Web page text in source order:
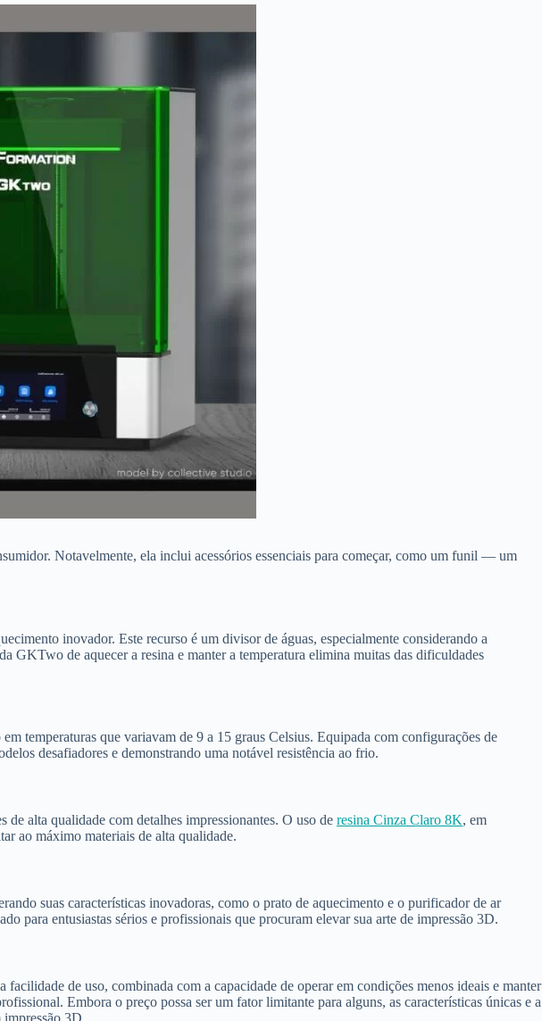
Notavelmente, ela inclui acessórios essenciais para começar, como um funil — um
inovador. Este recurso é um divisor de águas, especialmente considerando a
GKTwo de aquecer a resina e manter a temperatura elimina muitas das dificuldades
temperaturas que variavam de 9 a 15 graus Celsius. Equipada com configurações de
desafiadores e demonstrando uma notável resistência ao frio.
alta qualidade com detalhes impressionantes. O uso de resina Cinza Claro 8K, em
ao máximo materiais de alta qualidade.
suas características inovadoras, como o prato de aquecimento e o purificador de ar
para entusiastas sérios e profissionais que procuram elevar sua arte de impressão 3D.
de uso, combinada com a capacidade de operar em condições menos ideais e manter
Embora o preço possa ser um fator limitante para alguns, as características únicas e a
3D.